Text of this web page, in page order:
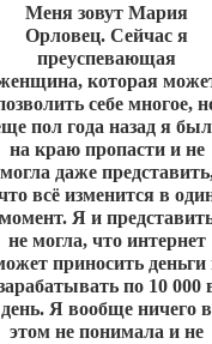
Меня зовут Мария
Орловец. Сейчас я
преуспевающая
которая
себе многое,
пол года назад я
на краю пропасти и не
могла даже
всё изменится в
момент. Я и
не могла, что интернет
приносить деньги
по 10 000
день. Я вообще ничего в
этом не понимала и не